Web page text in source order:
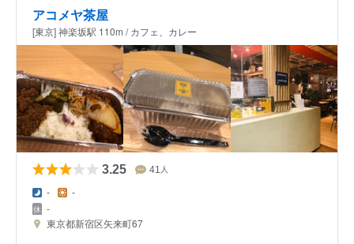
アコメヤ茶屋
[東京] 神楽坂駅 110m / カフェ、カレー
3.25 41 人
- -
-
東京都新宿区矢来町67